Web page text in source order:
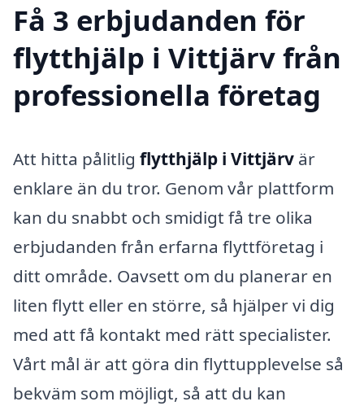
Få 3 erbjudanden för
flytthjälp i Vittjärv från
professionella företag
Att hitta pålitlig flytthjälp i Vittjärv är
enklare än du tror. Genom vår plattform
kan du snabbt och smidigt få tre olika
erbjudanden från erfarna flyttföretag i
ditt område. Oavsett om du planerar en
liten flytt eller en större, så hjälper vi dig
med att få kontakt med rätt specialister.
Vårt mål är att göra din flyttupplevelse så
bekväm som möjligt, så att du kan